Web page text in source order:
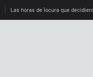
Las horas de locura que